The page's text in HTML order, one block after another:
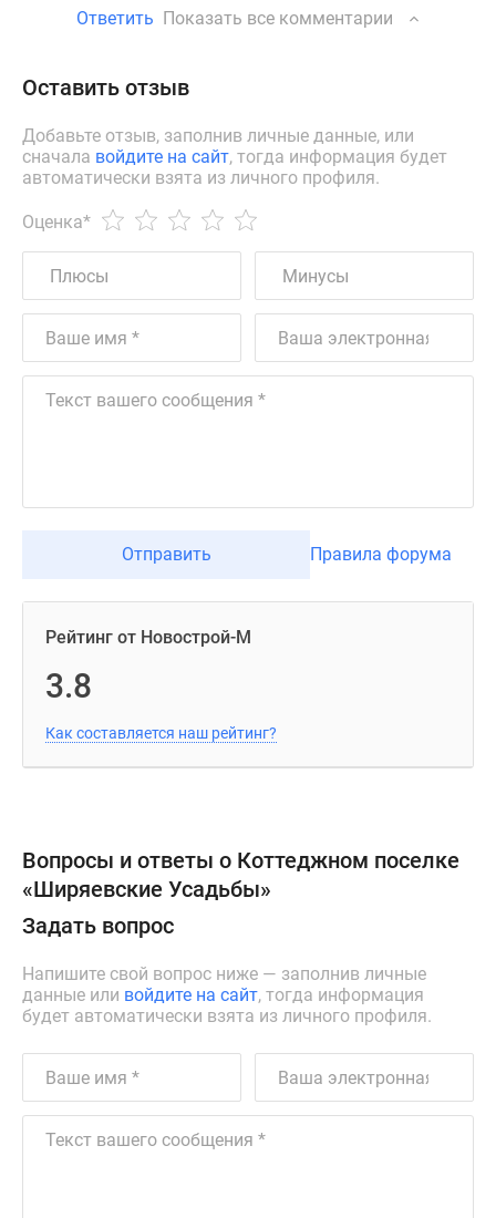
Ответить Показать все комментарии
Оставить отзыв
Добавьте отзыв, заполнив личные данные, или
сначала войдите на сайт, тогда информация будет
автоматически взята из личного профиля.
Оценка*
Отправить Правила форума
Рейтинг от Новострой-М
3.8
Как составляется наш рейтинг?
Вопросы и ответы о Коттеджном поселке
«Ширяевские Усадьбы»
Задать вопрос
Напишите свой вопрос ниже — заполнив личные
данные или войдите на сайт, тогда информация
будет автоматически взята из личного профиля.